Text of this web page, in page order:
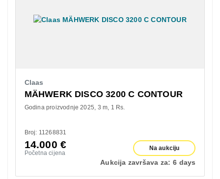
Claas
MÄHWERK DISCO 3200 C CONTOUR
Godina proizvodnje 2025 3 m 1 Rs.
Broj: 11268831
14.000 €
Početna cijena
Na aukciju
Aukcija završava za: 6 days